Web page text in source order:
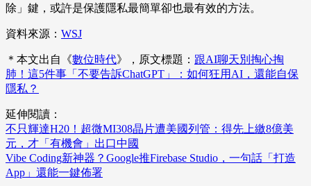
除」鍵，或許是保護隱私最簡單卻也最有效的方法。
資料來源： WSJ
＊本文出自《數位時代》，原文標題： 跟AI聊天別掏心掏
肺！這5件事「不要告訴ChatGPT」：如何狂用AI，還能自保
隱私？
延伸閱讀：
不只輝達H20！超微MI308晶片遭美國列管：得先上繳8億美
元，才「有機會」出口中國
Vibe Coding新神器？Google推Firebase Studio，一句話「打造
App」還能一鍵佈署